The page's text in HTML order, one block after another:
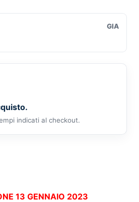
GIA
indicati al checkout.
13 GENNAIO 2023